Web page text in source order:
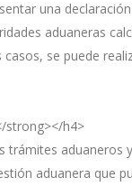
una
aduaneras
se puede
strong></h4>
aduanera que